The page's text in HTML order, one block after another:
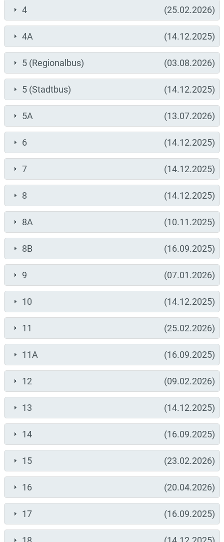
4 (25.02.2026)
4A (14.12.2025)
5 (Regionalbus) (03.08.2026)
5 (Stadtbus) (14.12.2025)
5A (13.07.2026)
6 (14.12.2025)
7 (14.12.2025)
8 (14.12.2025)
8A (10.11.2025)
8B (16.09.2025)
9 (07.01.2026)
10 (14.12.2025)
11 (25.02.2026)
11A (16.09.2025)
12 (09.02.2026)
13 (14.12.2025)
14 (16.09.2025)
15 (23.02.2026)
16 (20.04.2026)
17 (16.09.2025)